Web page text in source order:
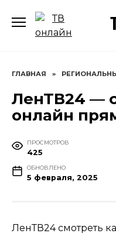
содержанию
ГЛАВНАЯ »
ЛенТВ24 —
онлайн
ПРОСМОТРОВ
425
ОБНОВЛЕНО
5 февраля, 2025
ЛенТВ24 смотреть